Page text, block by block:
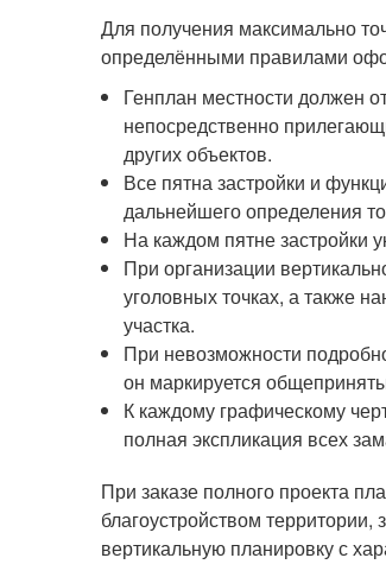
Для получения максимально
определёнными правилами
Генплан местности должен
непосредственно
других объектов.
Все пятна застройки и
дальнейшего определения
На каждом пятне застройки
При организации
уголовных точках, а также
участка.
При невозможности
он маркируется
К каждому графическому
полная экспликация всех
При заказе полного проекта
благоустройством
вертикальную планировку с